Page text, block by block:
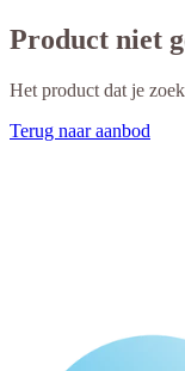
Product niet
Het product dat je
Terug naar aanbod